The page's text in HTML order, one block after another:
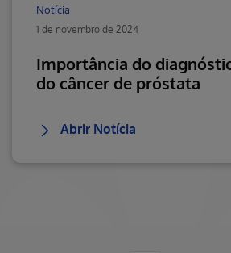
Notícia
1 de novembro de 2024
Importância do
do câncer de próstata
Abrir Notícia